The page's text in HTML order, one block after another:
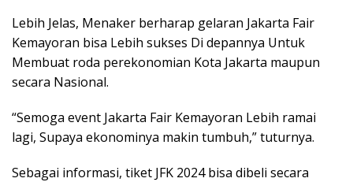
Lebih Jelas, Menaker berharap gelaran Jakarta Fair
Kemayoran bisa Lebih sukses Di depannya Untuk
Membuat roda perekonomian Kota Jakarta maupun
secara Nasional.
“Semoga event Jakarta Fair Kemayoran Lebih ramai
lagi, Supaya ekonominya makin tumbuh,” tuturnya.
Sebagai informasi, tiket JFK 2024 bisa dibeli secara